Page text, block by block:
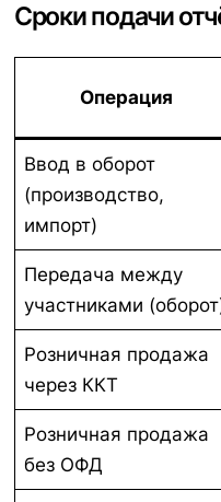
Сроки подачи
Операция
Ввод в оборот
(производство,
импорт)
Передача между
участниками
Розничная продажа
через ККТ
Розничная продажа
без ОФД